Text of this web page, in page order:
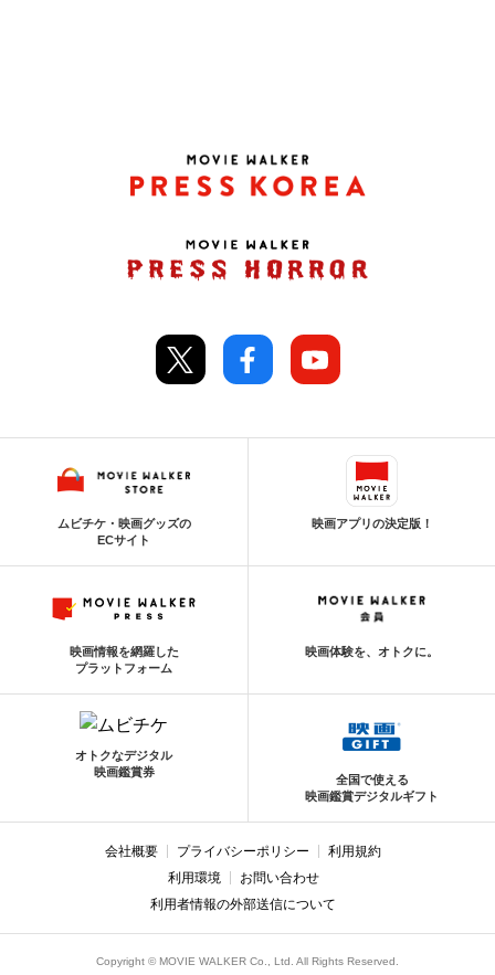
ムビチケ・映画グッズの
ECサイト
映画アプリの決定版！
映画情報を網羅した
プラットフォーム
映画体験を、オトクに。
オトクなデジタル
映画鑑賞券
全国で使える
映画鑑賞デジタルギフト
会社概要 プライバシーポリシー
利用規約
利用環境
お問い合わせ
利用者情報の外部送信について
Copyright © MOVIE WALKER Co., Ltd. All Rights Reserved.